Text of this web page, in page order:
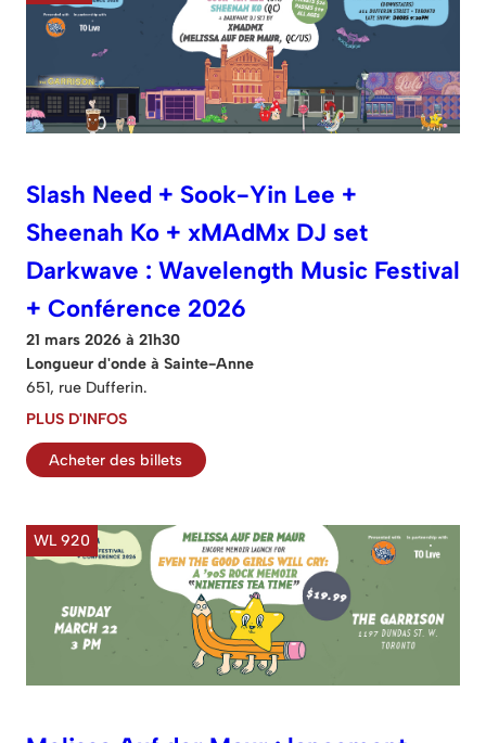
Slash Need + Sook-Yin Lee +
Sheenah Ko + xMAdMx DJ set
Darkwave : Wavelength Music Festival
+ Conférence 2026
21 mars 2026 à 21h30
Longueur d'onde à Sainte-Anne
651, rue Dufferin.
PLUS D'INFOS
Acheter des billets
WL 920